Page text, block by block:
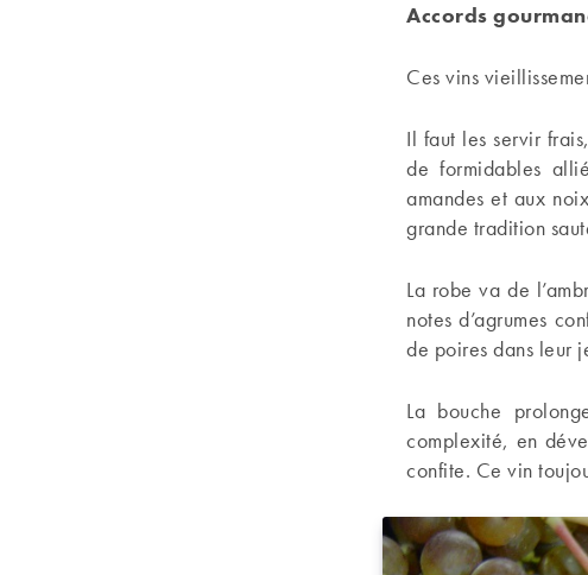
Accords
Ces vins
Il faut les servir
de formidables
amandes et aux
grande tradition
La robe va de
notes d’agrumes
de poires dans leur
La bouche
complexité, en
confite. Ce vin